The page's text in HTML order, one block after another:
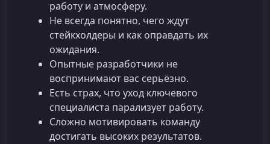
работу и атмосферу.
Не всегда понятно, чего ждут
стейкхолдеры и как оправдать их
ожидания.
Опытные разработчики не
воспринимают вас серьёзно.
Есть страх, что уход ключевого
специалиста парализует работу.
Сложно мотивировать команду
достигать высоких результатов.